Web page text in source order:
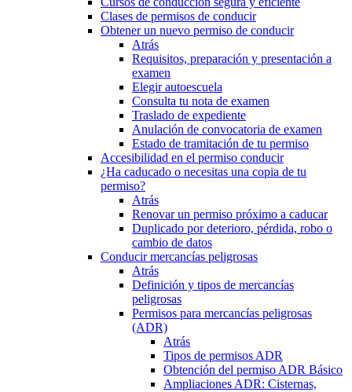
Clases de permisos de conducir
Obtener un nuevo permiso de conducir
Atrás
Requisitos, preparación y presentación a
examen
Elegir autoescuela
Consulta tu nota de examen
Traslado de expediente
Anulación de convocatoria de examen
Estado de tramitación de tu permiso
Accesibilidad en el permiso conducir
¿Ha caducado o necesitas una copia de tu
permiso?
Atrás
Renovar un permiso próximo a caducar
Duplicado por deterioro, pérdida, robo o
cambio de datos
Conducir mercancías peligrosas
Atrás
Definición y tipos de mercancías
peligrosas
Permisos para mercancías peligrosas
(ADR)
Atrás
Tipos de permisos ADR
Obtención del permiso ADR Básico
Ampliaciones ADR: Cisternas,